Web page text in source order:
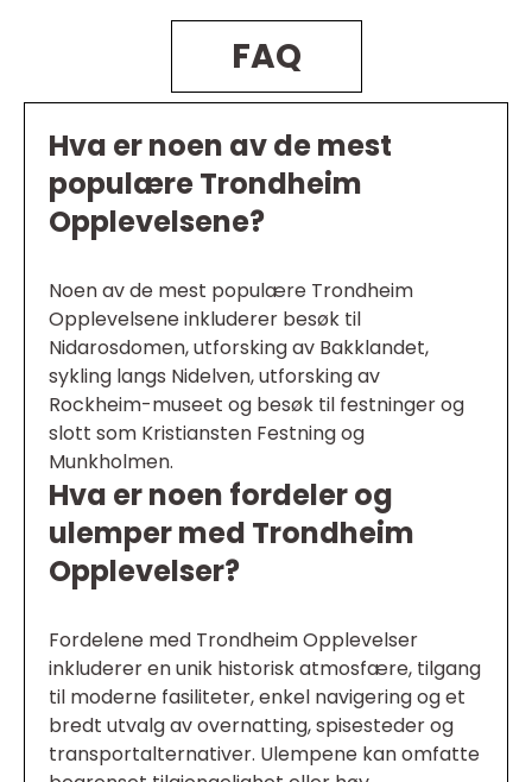
FAQ
Hva er noen av de mest
populære Trondheim
Opplevelsene?
Noen av de mest populære Trondheim
Opplevelsene inkluderer besøk til
Nidarosdomen, utforsking av Bakklandet,
sykling langs Nidelven, utforsking av
Rockheim-museet og besøk til festninger og
slott som Kristiansten Festning og
Munkholmen.
Hva er noen fordeler og
ulemper med Trondheim
Opplevelser?
Fordelene med Trondheim Opplevelser
inkluderer en unik historisk atmosfære, tilgang
til moderne fasiliteter, enkel navigering og et
bredt utvalg av overnatting, spisesteder og
transportalternativer. Ulempene kan omfatte